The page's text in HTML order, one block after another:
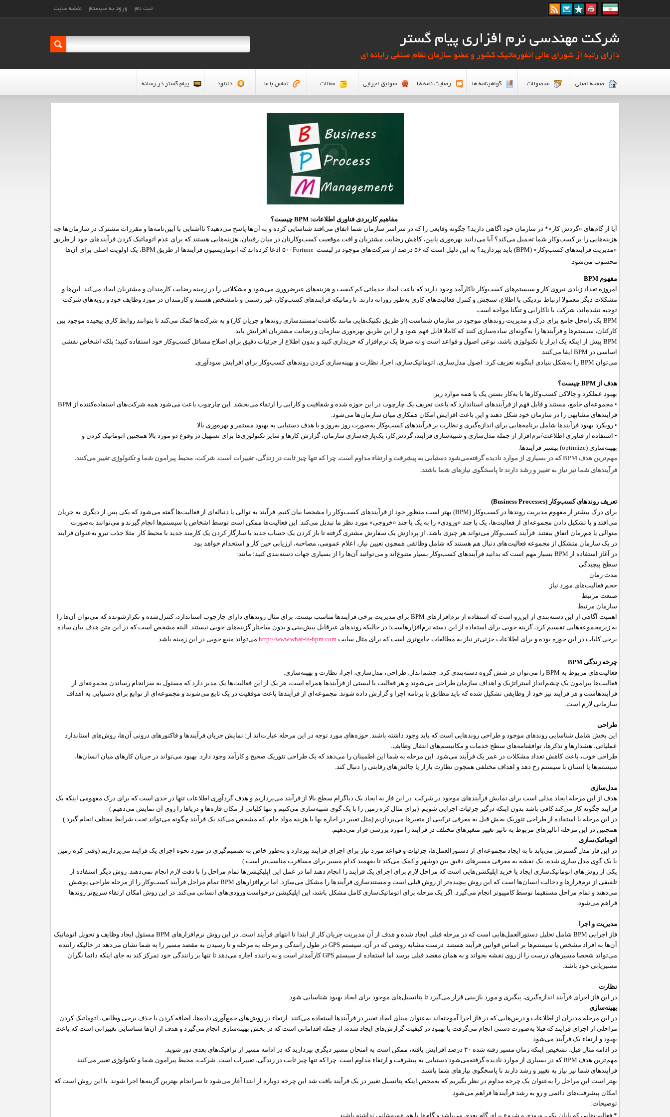
ثبت نام ورود به سیستم نقشه سایت
شرکت مهندسی نرم افزاری پیام گستر
دارای رتبه از شورای عالی انفورماتیک کشور و عضو سازمان نظام صنفی رایانه ای
صفحه اصلي محصولات گواهینامه ها رضایت نامه ها سوابق اجرایی مقالات تماس با ما دانلود پیام گستر در رسانه
مفاهیم کاربردی فناوری اطلاعات: BPM چیست؟
آیا از گام‌های «گردش کار»* در سازمان خود آگاهی دارید؟ چگونه وقایعی را که در سراسر سازمان شما اتفاق می‌افتد شناسایی کرده و به آن‌ها پاسخ می‌دهید؟ ناآشنایی با آیین‌نامه‌ها و مقررات مشترک در سازمان‌ها چه
هزینه‌هایی را بر کسب‌و‌کار شما تحمیل می‌کند؟ آیا می‌دانید بهره‌وری پایین، کاهش رضایت مشتریان و افت موقعیت کسب‌و‌کارتان در میان رقیبان، هزینه‌هایی هستند که برای عدم اتوماتیک کردن فرآیند‌های خود از طریق
«مدیریت فرآیندهای کسب‌و‌کار» (BPM) باید بپردازید؟ به این دلیل است که ۵۶درصد از شرکت‌های موجود در لیست Fortune۵۰۰ادعا کرده‌اند که اتومازیسیون فرآیند‌ها از طریق BPM، یک اولویت اصلی برای آن‌ها
محسوب می‌شود.
مفهوم BPM
امروزه تعداد زیادی نیروی ‌کار و سیستم‌های کسب‌و‌کار ناکارآمد وجود دارند که باعث ایجاد خدماتی کم‌ کیفیت و هزینه‌های غیرضروری می‌شود و مشکلاتی را در زمینه رضایت کارمندان و مشتریان ایجاد می‌کند. این‌ها و
مشکلات دیگر معمولا ارتباط نزدیکی با اطلاع، سنجش و کنترل فعالیت‌های کاری به‌طور روزانه دارند. تا زمانیکه فرآیندهای کسب‌و‌کار، غیر رسمی و نامشخص هستند و کارمندان در مورد وظایف خود و رویه‌های شرکت
توجیه نشده‌اند، شرکت با ناکارایی و تنگنا مواجه است.
BPMیک راه‌حل جامع برای درک و مدیریت روندهای موجود در سازمان شماست (از طریق تکنیک‌هایی مانند نگاشت/مستند‌سازی روند‌ها و جریان کار) و به شرکت‌ها کمک می‌کند تا بتوانند روابط کاری پیچیده موجود بین
کارکنان، سیستم‌ها و فرآیند‌ها را به‌گونه‌ای ساده‌سازی کنند که کاملا قابل فهم شود و از این طریق بهره‌وری سازمان و رضایت مشتریان افزایش یابد.
BPMپیش از اینکه یک ابزار یا تکنولوژی باشد، نوعی اصول و قواعد است و نه صرفا یک نرم‌افزار که خریداری کنید و بدون اطلاع از جزئیات دقیق برای اصلاح مسائل کسب‌و‌کار خود استفاده کنید؛ بلکه اشخاص نقشی
اساسی در BPMایفا می‌کنند.
می‌توان BPMرا به‌شکل بنیادی اینگونه تعریف کرد: اصول مدل‌سازی، اتوماتیک‌سازی، اجرا، نظارت و بهینه‌سازی کردن روندهای کسب‌و‌کار برای افزایش سودآوری.
هدف از BPMچیست؟
بهبود عملکرد و چالاکی کسب‌و‌کار‌ها با به‌کار بستن یک یا همه موارد زیر:
• مجموعه‌ای جامع، مستند و قابل فهم از فرآیندهای استاندارد که باعث تعریف یک چارچوب در این حوزه شده و شفافیت و کارایی را ارتقاء می‌بخشد. این چارچوب باعث می‌شود همه شرکت‌های استفاده‌کننده از BPM
فرایندهای مشابهی را در سازمان خود شکل دهند و این باعث افزایش امکان همکاری میان سازمان‌ها می‌شود.
• رویکرد بهبود فرآیند‌ها شامل برنامه‌هایی برای اندازه‌گیری و نظارت بر فرآیندهای کسب‌و‌کار به‌صورت روز به‌روز و با هدف دستیابی به بهبود مستمر و بهره‌وری بالا.
• استفاده از فناوری اطلاعت/نرم‌افزار از جمله مدل‌سازی و شبیه‌سازی فرآیند، گردش‌کار، یک‌پارچه‌سازی سازمان، گزارش کار‌ها و سایر تکنولوژی‌ها برای تسهیل در وقوع دو مورد بالا همچنین اتوماتیک کردن و
بهینه‌سازی (optimize) بیشتر فرآیند‌ها.
مهم‌ترین هدف BPMکه در بسیاری از موارد نادیده گرفته‌می‌شود دستیابی به پیشرفت و ارتقاء مداوم است. چرا که تنها چیز ثابت در زندگی، تغییرات است. شرکت، محیط پیرامون شما و تکنولوژی تغییر می‌کنند.
فرآیندهای شما نیز نیاز به تغییر و رشد دارند تا پاسخگوی نیازهای شما باشند.
تعریف روندهای کسب‌و‌کار (Business Processes
)
برای درک بیشتر از مفهوم مدیریت روند‌ها در کسب‌و‌کار (BPM) بهتر است منظور خود از فرآیندهای کسب‌و‌کار را مشخصا بیان کنیم. فرآیند به توالی یا دنباله‌ای از فعالیت‌ها گفته می‌شود که یکی پس از دیگری به جریان
می‌افتد و با تشکیل دادن مجموعه‌ای از فعالیت‌ها، یک یا چند «ورودی» را به یک یا چند «خروجی» مورد نظر ما تبدیل می‌کند. این فعالیت‌ها ممکن است توسط اشخاص یا سیستم‌ها انجام گیرند و می‌توانند به‌صورت
متوالی یا هم‌زمان اتفاق بیفتند. فرآیند کسب‌و‌کار می‌تواند هر چیزی باشد، از پردازش یک سفارش مشتری گرفته تا باز کردن یک حساب جدید یا سازگار کردن یک کارمند جدید با محیط کار. مثلا جذب نیرو به‌عنوان فرایند
در یک سازمان متشکل از مجموعه فعالیت‌های دنبال هم هستند که شامل وظائفی همچون تعیین نیاز، اعلام عمومی، مصاحبه، ارزیابی حین کار و استخدام خواهد ‌بود.
در آغاز استفاده از BPMبسیار مهم است که بدانید فرآیندهای کسب‌و‌کار بسیار متنوع‌اند و می‌توانید آن‌ها را از بسیاری جهات دسته‌بندی کنید؛ مانند:
سطح پیچیدگی
مدت زمان
حجم فعالیت‌های مورد نیاز
صنعت مرتبط
سازمان مرتبط
اهمیت آگاهی از این دسته‌بندی از ‌این‌رو است که استفاده از نرم‌افزارهای BPMبرای مدیریت برخی فرآیند‌ها مناسب نیست. برای مثال روندهای دارای چارچوب استاندارد، کنترل‌شده و تکرارشونده که می‌توان آن‌ها را
به زیرمجموعه‌هایی تقسیم کرد، گزینه خوبی برای استفاده از این دسته نرم‌افزارهاست؛ در حالیکه روندهای غیرقابل پیش‌بینی و بدون ساختار گزینه‌های خوبی نیستند. البته مشخص است که در این متن هدف بیان ساده
برخی کلیات در این حوزه بوده و برای اطلاعات جزئی‌تر نیاز به مطالعات جامع‌تری است که برای مثال سایت http://www.what-is-bpm.comمی‌تواند منبع خوبی در این زمینه باشد.
چرخه زندگی BPM
فعالیت‌های مربوط به BPMرا می‌توان در شش گروه دسته‌بندی کرد: چشم‌انداز، طراحی، مدل‌سازی، اجرا، نظارت و بهینه‌سازی.
فعالیت‌ها پیرامون یک چشم‌انداز استراتژیک و اهداف سازمان طراحی می‌شوند و هر فعالیت با لیستی از فرآیند‌ها همراه است، هر یک از این فعالیت‌ها یک مدیر دارد که مسئول به ‌سرانجام رساندن مجموعه‌ای از
فرآیندهاست و هر فرآیند نیز خود از وظایفی تشکیل شده که باید مطابق با برنامه اجرا و گزارش داده شوند. مجموعه‌ای از فرآیند‌ها باعث موفقیت در یک تابع می‌شوند و مجموعه‌ای از توابع برای دستیابی به اهداف
سازمانی لازم است.
طراحی
این بخش شامل شناسایی روندهای موجود و طراحی روندهایی است که باید وجود داشته‌ باشند. حوزه‌های مورد توجه در این مرحله عبارت‌اند از: نمایش جریان فرآیند‌ها و فاکتورهای درونی آن‌ها، روش‌های استاندارد
عملیاتی، هشدار‌ها و تذکر‌ها، توافقنامه‌های سطح خدمات و مکانیسم‌ها‌ی انتقال وظایف.
طراحی خوب، باعث کاهش تعداد مشکلات در عمر یک فرآیند می‌شود. این مرحله به شما این اطمینان را می‌دهد که یک طراحی تئوریک صحیح و کارآمد وجود دارد. بهبود می‌تواند در جریان کارهای میان انسان‌ها،
سیستم‌ها یا انسان با سیستم رخ دهد و اهداف مختلفی همچون نظارت بازار یا چالش‌های رقابتی را دنبال کند.
مدل‌سازی
هدف از این مرحله ایجاد مدلی است برای نمایش فرآیندهای موجود در شرکت. در این فاز به ایجاد یک دیاگرام سطح بالا از فرآیند می‌پردازیم و هدف گردآوری اطلاعات تنها در حدی است که برای درک مفهومی اینکه یک
فرآیند چگونه کار می‌کند کافی باشد بدون اینکه درگیر جزئیات اجرایی شویم. (برای مثال کره زمین را با یک گوی شبیه‌سازی می‌کنیم و تنها کلیاتی از مکان قاره‌ها و دریاها را روی آن نمایش می‌دهیم.)
در این مرحله با استفاده از طراحی تئوریک بخش قبل به معرفی ترکیبی از متغیر‌ها می‌پردازیم (مثل تغییر در اجاره ‌بها یا هزینه مواد خام، که مشخص می‌کند یک فرآیند چگونه می‌تواند تحت شرایط مختلف انجام گیرد.)
همچنین در این مرحله آنالیزهای مربوط به تاثیر تغییر متغیرهای مختلف در فرآیند را مورد بررسی قرار می‌‌دهیم.
اتوماتیک‌سازی
در این فاز مدل گسترش می‌یابد تا به ایجاد مجموعه‌ای از دستورالعمل‌ها، جزئیات و قواعد مورد نیاز برای اجرای فرآیند بپردازد و به‌طور خاص به تصمیم‌گیری در مورد نحوه اجرای یک فرآیند می‌پردازیم (وقتی کره-زمین
با یک گوی مدل سازی شده، یک نقشه به معرفی مسیرهای دقیق بین دوشهر و کمک می‌کند تا بفهمید کدام مسیر برای مسافرت مناسب‌تر است.)
یکی از روش‌های اتوماتیک‌سازی ایجاد یا خرید اپلیکشن‌هایی است که مراحل لازم برای اجرای یک فرآیند را انجام دهند اما در عمل این اپلیکیشن‌ها تمام مراحل را با دقت لازم انجام نمی‌دهند. روش دیگر استفاده از
تلفیقی از نرم‌فزار‌ها و دخالت انسان‌ها است که این روش پیچیده‌تر از روش قبلی است و مستندسازی فرآیند‌ها را مشکل می‌سازد. اما نرم‌افزارهای BPMتمام مراحل فرآیند کسب‌و‌کار را از مرحله طراحی پوشش
می‌دهند و تمام مراحل مستقیما توسط کامپیو‌تر انجام می‌گیرد. اگر یک مرحله برای اتوماتیک‌سازی کامل مشکل باشد، این اپلیکیشن درخواست ورودی‌های انسانی می‌کند. در این روش امکان ارتقاء سریع‌تر روند‌ها
فراهم می‌شود.
مدیریت و اجرا
فاز اجرایی BPMشامل تحلیل دستورالعمل‌هایی است که در مرحله قبلی ایجاد شده و هدف از آن مدیریت جریان کار از ابتدا تا انتهای فرآیند است. در این روش نرم‌افزارهای BPMمسئول ایجاد وظایف و تحویل اتوماتیک
آن‌ها به افراد مشخص یا سیستم‌ها بر اساس قوانین فرآیند هستند. درست مشابه روشی که در آن، سیستم GPSدر طول رانندگی و مرحله به مرحله و تا رسیدن به مقصد مسیر را به شما نشان می‌دهد در حالیکه راننده
می‌تواند شخصا مسیرهای درست را از روی نقشه بخواند و به‌‌ همان مقصد قبلی برسد اما استفاده از سیستم‌ GPSکارآمد‌تر است و به راننده اجازه می‌دهد تا تنها بر رانندگی خود تمرکز کند به جای اینکه دائما نگران
مسیریابی خود باشد.
نظارت
در این فاز اجرای فرآیند اندازه‌گیری، پیگیری و مورد بازبینی قرار می‌گیرد تا پتانسیل‌های موجود برای ایجاد بهبود شناسایی شود.
بهینه‌سازی
در این مرحله مدیران از اطلاعات و درس‌هایی که در فاز اجرا آموخته‌اند به‌عنوان مبنای ایجاد تغییر در فرآیند‌ها استفاده می‌کنند. ارتقاء در روش‌های جمع‌آوری داده‌ها، اضافه کردن یا حذف برخی وظایف، اتوماتیک کردن
مراحلی از اجرای فرآیند که قبلا به‌صورت دستی انجام می‌گرفت یا بهبود در کیفیت گزارش‌های ایجاد شده، از جمله اقداماتی است که در بخش بهینه‌سازی انجام می‌گیرد و هدف از آن‌ها شناسایی تغییراتی است که باعث
بهبود و ارتقاء یک فرآیند می‌شود.
در ادامه مثال قبل، تشخیص اینکه زمان مسیر رفته شده ۳۰درصد افزایش یافته، ممکن است به امتحان مسیر دیگری بپردازید که در ادامه مسیر از ترافیک‌های بعدی دور شوید.
مهم‌ترین هدف BPMکه در بسیاری از موارد نادیده گرفته‌می‌شود دستیابی به پیشرفت و ارتقاء مداوم است. چرا که تنها چیز ثابت در زندگی، تغییرات است. شرکت، محیط پیرامون شما و تکنولوژی تغییر می‌کنند.
فرآیندهای شما نیز نیاز به تغییر و رشد دارند تا پاسخگوی نیازهای شما باشند.
بهتر است این مراحل را به‌عنوان یک چرخه مداوم در نظر بگیریم که به‌محض اینکه پتانسیل تغییر در یک فرآیند یافت شد این چرخه دوباره از ابتدا آغاز می‌شود تا سرانجام بهترین گزینه‌ها اجرا شوند. با این روش است که
امکان پیشرفت‌های دائمی و رو به ‌رشد فرآیند‌ها فراهم می‌شود.
توضیحات:
* فعالیت‌هایی که پایان یکی، ورودی و شروع برای گام بعدی می‌باشد و گام‌ها با هم همپوشانی نداشته باشند.